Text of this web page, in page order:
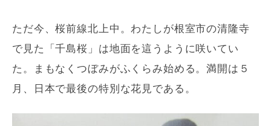
ただ今、桜前線北上中。わたしが根室市の清隆寺
で見た「千島桜」は地面を這うように咲いてい
た。まもなくつぼみがふくらみ始める。満開は５
月、日本で最後の特別な花見である。